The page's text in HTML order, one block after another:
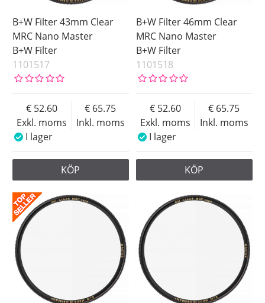
B+W Filter 43mm Clear
MRC Nano Master
B+W Filter
1101517
Exkl. moms
52.60
Inkl. moms
65.75
I lager
KÖP
B+W Filter 46mm Clear
MRC Nano Master
B+W Filter
1101518
Exkl. moms
52.60
Inkl. moms
65.75
I lager
KÖP